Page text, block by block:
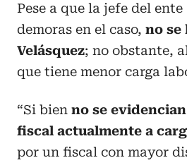
Pese a que la jefe del
demoras en el caso, no se
Velásquez; no obstante,
que tiene menor carga
“Si bien no se
fiscal actualmente a
por un fiscal con mayor